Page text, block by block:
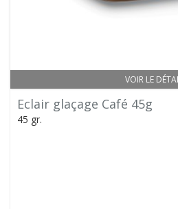
VOIR LE
Eclair glaçage Café 45g
45 gr.